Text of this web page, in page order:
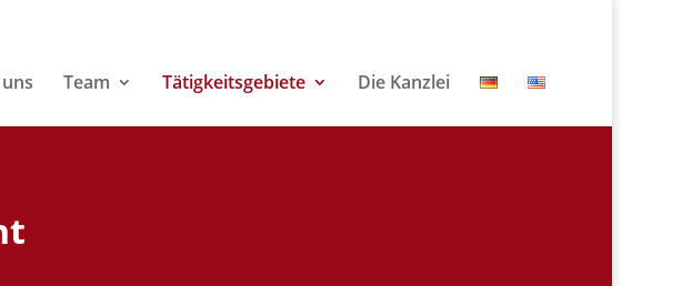
Team Tätigkeitsgebiete Die Kanzlei